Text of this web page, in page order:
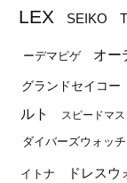
LEX
SEIKO
ーデマピゲ オー
グランドセイコー
ルト
スピードマス
ダイバーズウォッチ
イトナ ドレスウ